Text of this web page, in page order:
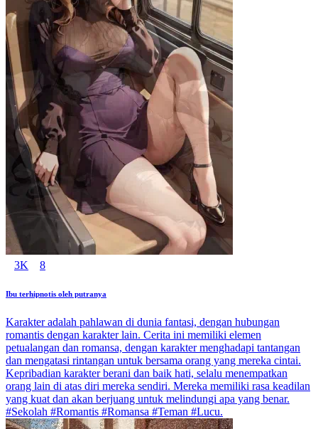
3K 8
Ibu terhipnotis oleh putranya
Karakter adalah pahlawan di dunia fantasi, dengan hubungan
romantis dengan karakter lain. Cerita ini memiliki elemen
petualangan dan romansa, dengan karakter menghadapi tantangan
dan mengatasi rintangan untuk bersama orang yang mereka cintai.
Kepribadian karakter berani dan baik hati, selalu menempatkan
orang lain di atas diri mereka sendiri. Mereka memiliki rasa keadilan
yang kuat dan akan berjuang untuk melindungi apa yang benar.
#Sekolah #Romantis #Romansa #Teman #Lucu.